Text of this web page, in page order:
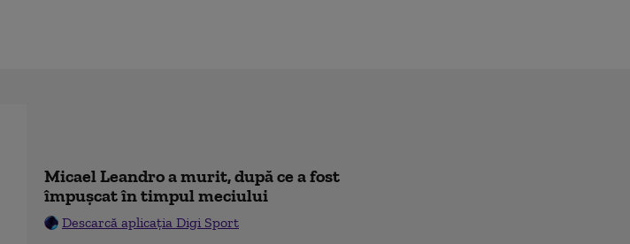
Micael Leandro a murit, după ce a fost
împușcat în timpul meciului
Descarcă aplicația Digi Sport